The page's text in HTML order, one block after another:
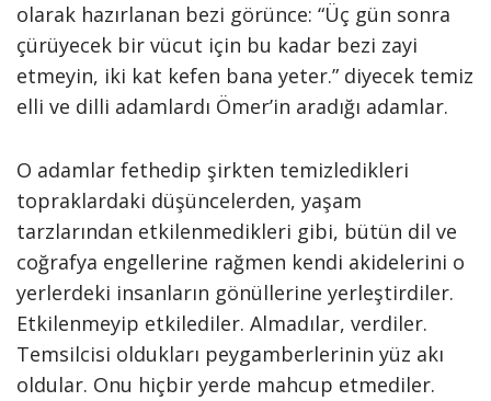
olarak hazırlanan bezi görünce: “Üç gün sonra
çürüyecek bir vücut için bu kadar bezi zayi
etmeyin, iki kat kefen bana yeter.” diyecek temiz
elli ve dilli adamlardı Ömer’in aradığı adamlar.
O adamlar fethedip şirkten temizledikleri
topraklardaki düşüncelerden, yaşam
tarzlarından etkilenmedikleri gibi, bütün dil ve
coğrafya engellerine rağmen kendi akidelerini o
yerlerdeki insanların gönüllerine yerleştirdiler.
Etkilenmeyip etkilediler. Almadılar, verdiler.
Temsilcisi oldukları peygamberlerinin yüz akı
oldular. Onu hiçbir yerde mahcup etmediler.